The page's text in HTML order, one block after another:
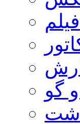
فیلم
گو